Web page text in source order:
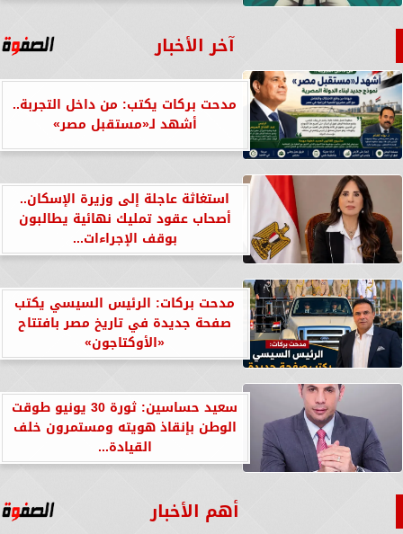
آخر الأخبار
مدحت بركات يكتب: من داخل التجربة..
أشهد لـ«مستقبل مصر»
استغاثة عاجلة إلى وزيرة الإسكان..
أصحاب عقود تمليك نهائية يطالبون
بوقف الإجراءات...
مدحت بركات: الرئيس السيسي يكتب
صفحة جديدة في تاريخ مصر بافتتاح
«الأوكتاجون»
سعيد حساسين: ثورة 30 يونيو طوقت
الوطن بإنقاذ هويته ومستمرون خلف
القيادة...
أهم الأخبار